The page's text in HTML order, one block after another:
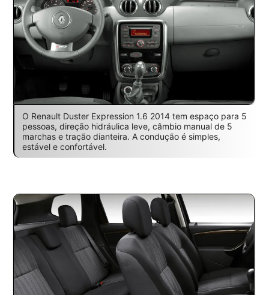
O Renault Duster Expression 1.6 2014 tem espaço para 5
pessoas, direção hidráulica leve, câmbio manual de 5
marchas e tração dianteira. A condução é simples,
estável e confortável.